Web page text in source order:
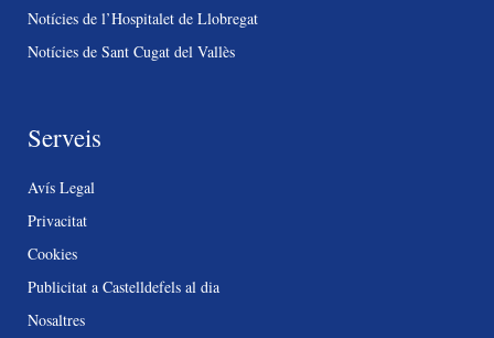
Notícies de l’Hospitalet de Llobregat
Notícies de Sant Cugat del Vallès
Serveis
Avís Legal
Privacitat
Cookies
Publicitat a Castelldefels al dia
Nosaltres